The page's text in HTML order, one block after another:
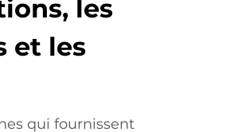
les
et les
qui fournissent